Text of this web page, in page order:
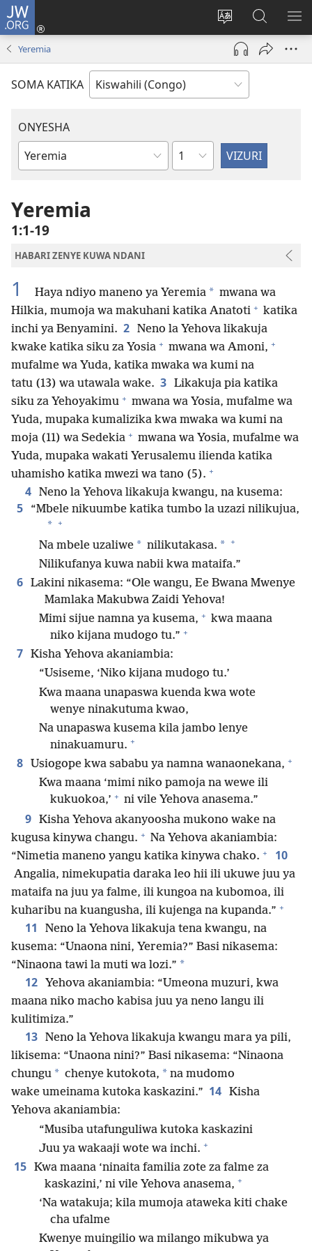
JW.ORG
Badili
luga
ya
adresi
Ingia
(opens
window)
Tafuta
ku
JW.ORG
Yeremia
SOMA KATIKA
ONYESHA
Vitabu
Biblia
Sura
Yeremia
1:1-19
HABARI ZENYE KUWA NDANI
1 Haya ndiyo maneno ya Yeremia * mwana wa
Hilkia, mumoja wa makuhani katika Anatoti + katika
inchi ya Benyamini. 2 Neno la Yehova likakuja
kwake katika siku za Yosia + mwana wa Amoni, +
mufalme wa Yuda, katika mwaka wa kumi na
tatu (13) wa utawala wake. 3 Likakuja pia katika
siku za Yehoyakimu + mwana wa Yosia, mufalme wa
Yuda, mupaka kumalizika kwa mwaka wa kumi na
moja (11) wa Sedekia + mwana wa Yosia, mufalme wa
Yuda, mupaka wakati Yerusalemu ilienda katika
uhamisho katika mwezi wa tano (5). +
4 Neno la Yehova likakuja kwangu, na kusema:
5 “Mbele nikuumbe katika tumbo la uzazi nilikujua,
* +
Na mbele uzaliwe * nilikutakasa. * +
Nilikufanya kuwa nabii kwa mataifa.”
6 Lakini nikasema: “Ole wangu, Ee Bwana Mwenye
Mamlaka Makubwa Zaidi Yehova!
Mimi sijue namna ya kusema, + kwa maana
niko kijana mudogo tu.” +
7 Kisha Yehova akaniambia:
“Usiseme, ‘Niko kijana mudogo tu.’
Kwa maana unapaswa kuenda kwa wote
wenye ninakutuma kwao,
Na unapaswa kusema kila jambo lenye
ninakuamuru. +
8 Usiogope kwa sababu ya namna wanaonekana, +
Kwa maana ‘mimi niko pamoja na wewe ili
kukuokoa,’ + ni vile Yehova anasema.”
9 Kisha Yehova akanyoosha mukono wake na
kugusa kinywa changu. + Na Yehova akaniambia:
“Nimetia maneno yangu katika kinywa chako. + 10
Angalia, nimekupatia daraka leo hii ili ukuwe juu ya
mataifa na juu ya falme, ili kungoa na kubomoa, ili
kuharibu na kuangusha, ili kujenga na kupanda.” +
11
Neno la Yehova likakuja tena kwangu, na
kusema: “Unaona nini, Yeremia?” Basi nikasema:
“Ninaona tawi la muti wa lozi.” *
12
Yehova akaniambia: “Umeona muzuri, kwa
maana niko macho kabisa juu ya neno langu ili
kulitimiza.”
13 Neno la Yehova likakuja kwangu mara ya pili,
likisema: “Unaona nini?” Basi nikasema: “Ninaona
chungu * chenye kutokota, * na mudomo
wake umeinama kutoka kaskazini.” 14 Kisha
Yehova akaniambia:
“Musiba utafunguliwa kutoka kaskazini
Juu ya wakaaji wote wa inchi. +
15 Kwa maana ‘ninaita familia zote za falme za
kaskazini,’ ni vile Yehova anasema, +
‘Na watakuja; kila mumoja ataweka kiti chake
cha ufalme
Kwenye muingilio wa milango mikubwa ya